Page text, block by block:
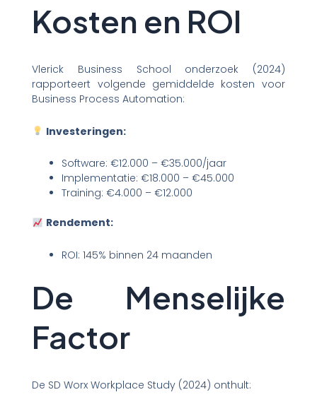
Kosten en ROI
Vlerick Business School onderzoek (2024)
rapporteert volgende gemiddelde kosten voor
Business Process Automation:
Investeringen:
Software: €12.000 – €35.000/jaar
Implementatie: €18.000 – €45.000
Training: €4.000 – €12.000
Rendement:
ROI: 145% binnen 24 maanden
De Menselijke
Factor
De SD Worx Workplace Study (2024) onthult: